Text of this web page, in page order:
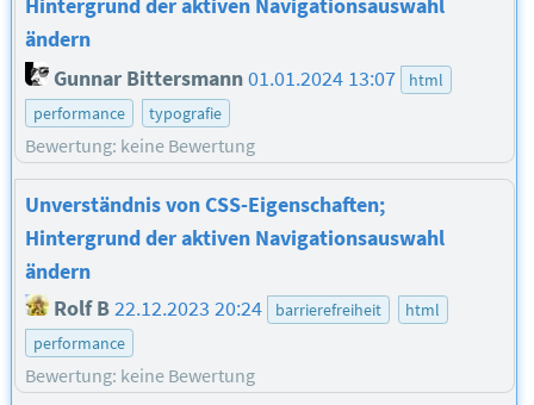
Hintergrund der aktiven Navigationsauswahl
ändern
Gunnar Bittersmann01.01.2024 13:07
html
performance
typografie
Bewertung: keine Bewertung
Unverständnis von CSS-Eigenschaften;
Hintergrund der aktiven Navigationsauswahl
ändern
Rolf B22.12.2023 20:24 barrierefreiheit
html
performance
Bewertung: keine Bewertung